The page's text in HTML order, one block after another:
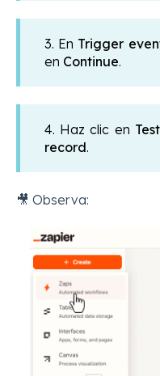
3. En Trigger
en Continue.
4. Haz clic en
record.
🎥 Observa: